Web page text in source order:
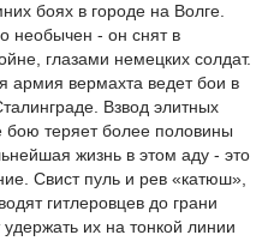
боях в городе на Волге.
необычен - он снят в
глазами немецких солдат.
армия вермахта ведет бои в
Взвод элитных
бою теряет более половины
жизнь в этом аду - это
Свист пуль и рев «катюш»,
гитлеровцев до грани
их на тонкой линии